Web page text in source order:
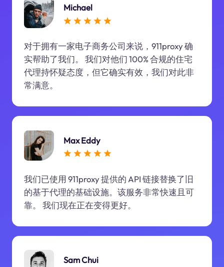
Michael
对于拥有一家电子商务公司来说，911proxy 确
实帮助了我们。 我们对他们 100% 合规的住宅
代理持怀疑态度，但它确实有效，我们对此非
常满意。
Max Eddy
我们已使用 911proxy 提供的 API 链接替换了旧
的基于代理的基础设施。该服务非常快速且可
靠。 我们现在正在变得更好。
Sam Chui